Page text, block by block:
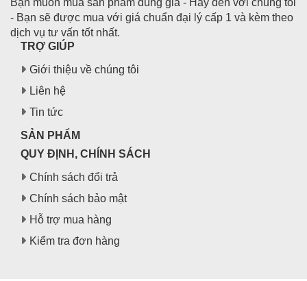
Bạn muốn mua sản phẩm đúng giá - Hãy đến với chúng tôi
- Bạn sẽ được mua với giá chuẩn đại lý cấp 1 và kèm theo
dịch vụ tư vấn tốt nhất.
TRỢ GIÚP
Giới thiệu về chúng tôi
Liên hệ
Tin tức
SẢN PHẨM
QUY ĐỊNH, CHÍNH SÁCH
Chính sách đổi trả
Chính sách bảo mật
Hỗ trợ mua hàng
Kiểm tra đơn hàng